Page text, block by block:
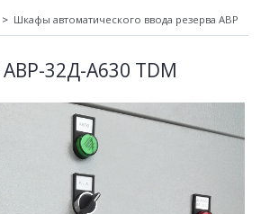
Шкафы автоматического ввода резерва АВР
32Д-А630 TDM